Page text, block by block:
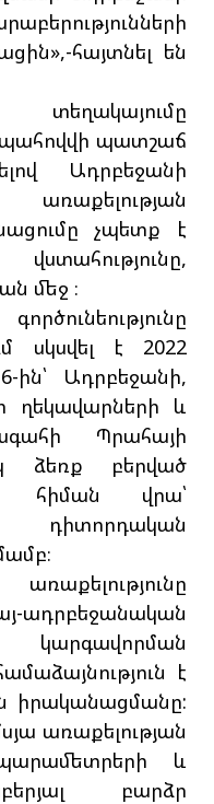
հայտնել են
պատշաճ
Ադրբեջանի
չպետք է
մեջ ։
սկսվել է 2022
ին՝ Ադրբեջանի,
ղեկավարների և
Պրահայի
ձեռք բերված
հիման վրա՝
կարգավորման
է
իրականացմանը:
առաքելության
և
բարձր